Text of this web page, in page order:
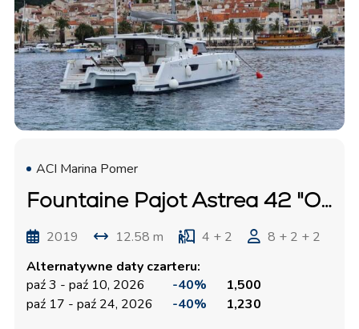
ACI Marina Pomer
Fountaine Pajot Astrea 42 "Ocean Runner"
2019 12.58 m 4 + 2
8 + 2 + 2
Alternatywne daty czarteru:
paź 3 - paź 10, 2026
-40%
1,500
paź 17 - paź 24, 2026
-40% 1,230